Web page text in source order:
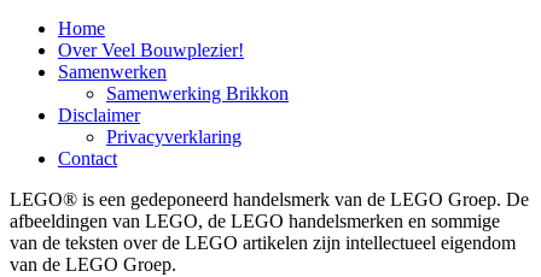
Home
Over Veel Bouwplezier!
Samenwerken
Samenwerking Brikkon
Disclaimer
Privacyverklaring
Contact
LEGO® is een gedeponeerd handelsmerk van de LEGO Groep. De
afbeeldingen van LEGO, de LEGO handelsmerken en sommige
van de teksten over de LEGO artikelen zijn intellectueel eigendom
van de LEGO Groep.